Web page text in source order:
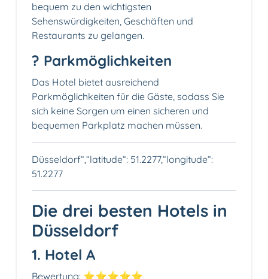
bequem zu den wichtigsten
Sehenswürdigkeiten, Geschäften und
Restaurants zu gelangen.
? Parkmöglichkeiten
Das Hotel bietet ausreichend
Parkmöglichkeiten für die Gäste, sodass Sie
sich keine Sorgen um einen sicheren und
bequemen Parkplatz machen müssen.
Düsseldorf“,“latitude“: 51.2277,“longitude“:
51.2277
Die drei besten Hotels in
Düsseldorf
1. Hotel A
Bewertung: ⭐⭐⭐⭐⭐